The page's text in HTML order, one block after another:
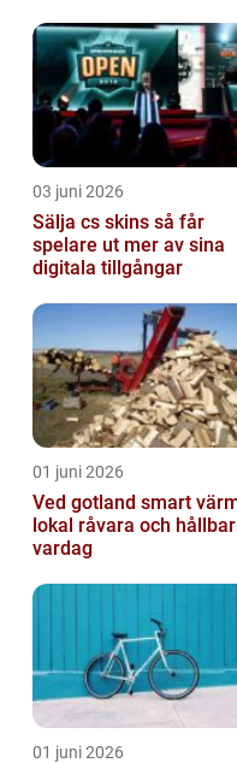
03 juni 2026
Sälja cs skins så får
spelare ut mer av sina
digitala tillgångar
01 juni 2026
Ved gotland smart värme,
lokal råvara och hållbar
vardag
01 juni 2026